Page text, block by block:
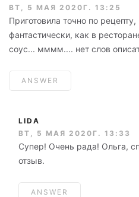
ВТ, 5 МАЯ 2020Г. 13:25
Приготовила точно по
фантастически, как в
соус... мммм.... нет слов
ANSWER
LIDA
ВТ, 5 МАЯ 2020Г. 13:33
Супер! Очень рада! Ольга,
отзыв.
ANSWER